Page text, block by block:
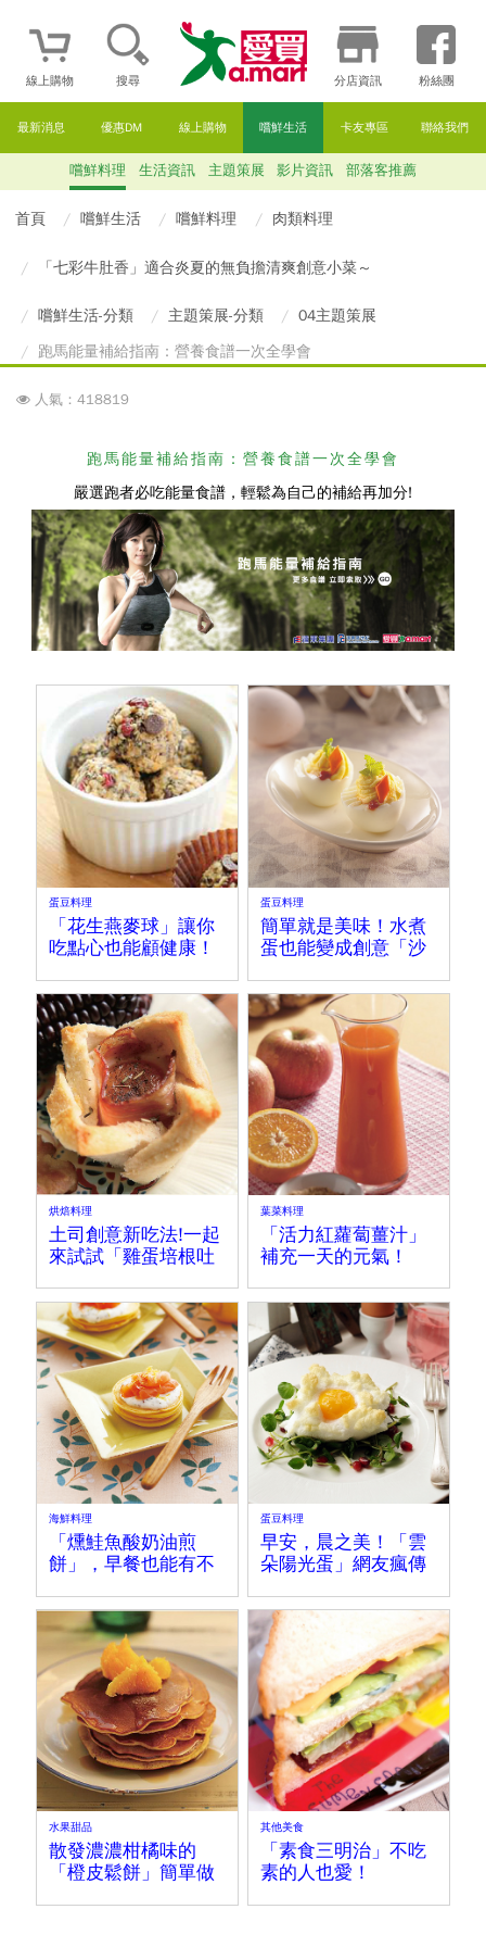
線上購物 搜尋 分店資訊 粉絲團
最新消息 優惠DM 線上購物 嚐鮮生活 卡友專區 聯絡我們
嚐鮮料理 生活資訊 主題策展 影片資訊 部落客推薦
首頁 嚐鮮生活 嚐鮮料理 肉類料理
「七彩牛肚香」適合炎夏的無負擔清爽創意小菜～
嚐鮮生活-分類 主題策展-分類
04主題策展
跑馬能量補給指南：營養食譜一次全學會
人氣：418819
跑馬能量補給指南：營養食譜一次全學會
嚴選跑者必吃能量食譜，輕鬆為自己的補給再加分!
蛋豆料理
「花生燕麥球」讓你
吃點心也能顧健康！
蛋豆料理
簡單就是美味！水煮
蛋也能變成創意「沙
烘焙料理
土司創意新吃法!一起
來試試「雞蛋培根吐
葉菜料理
「活力紅蘿蔔薑汁」
補充一天的元氣！
海鮮料理
「燻鮭魚酸奶油煎
餅」，早餐也能有不
蛋豆料理
早安，晨之美！「雲
朵陽光蛋」網友瘋傳
水果甜品
散發濃濃柑橘味的
「橙皮鬆餅」簡單做
其他美食
「素食三明治」不吃
素的人也愛！